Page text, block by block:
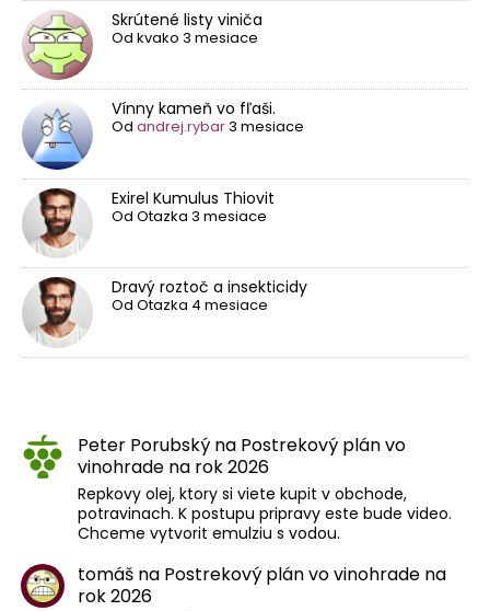
Skrútené listy viniča
Od kvako 3 mesiace
Vínny kameň vo fľaši.
Od andrej.rybar3 mesiace
Exirel Kumulus Thiovit
Od Otazka 3 mesiace
Dravý roztoč a insekticidy
Od Otazka 4 mesiace
Peter Porubský na Postrekový plán vo
vinohrade na rok 2026
Repkovy olej, ktory si viete kupit v obchode,
potravinach. K postupu pripravy este bude video.
Chceme vytvorit emulziu s vodou.
tomáš na Postrekový plán vo vinohrade na
rok 2026